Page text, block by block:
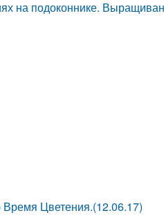
на подоконнике.
Цветения.(12.06.17)